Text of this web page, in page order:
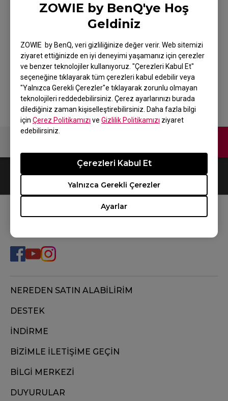
ZOWIE by BenQ'ye Hoş
Geldiniz
ZOWIE by BenQ, veri gizliliğinize değer verir. Web sitemizi
ziyaret ettiğinizde en iyi deneyimi yaşamanız için çerezler
ve benzer teknolojiler kullanıyoruz. "Çerezleri Kabul Et"
seçeneğine tıklayarak tüm çerezleri kabul edebilir veya
"Yalnızca Gerekli Çerezler"e tıklayarak zorunlu olmayan
teknolojileri reddedebilirsiniz. Çerez ayarlarınızı burada
dilediğiniz zaman kişiselleştirebilirsiniz. Daha fazla bilgi
için Çerez Politikamızı ve Gizlilik Politikamızı ziyaret
edebilirsiniz.
Ayarlar
Yalnızca Gerekli Çerezler
Çerezleri Kabul Et
Espor için ZOWIE
EC3-CW Kablosuz
Mouse
Ürüne Geri Dön
NEREDEN SATIN ALABİLİRİM
DESTEK
İNDİRME
BİZİMLE İLETİŞİME GEÇİN
BİLGİ MERKEZİ
DUYURULAR